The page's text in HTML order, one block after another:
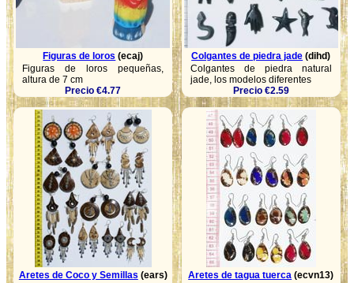
Figuras de loros (ecaj)
Figuras de loros pequeñas,
altura de 7 cm
Precio €4.77
Colgantes de piedra jade (dihd)
Colgantes de piedra natural
jade, los modelos diferentes
Precio €2.59
Aretes de Coco y Semillas (ears)
Aretes de tagua tuerca (ecvn13)